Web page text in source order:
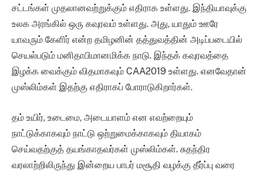
சட்டங்கள் முதலானவற்றுக்கும் எதிராக உள்ளது. இந்தியாவுக்கு
உலக அரங்கில் ஒரு கவுரவம் உள்ளது. அது, யாதும் ஊரே
யாவரும் கேளிர் என்ற தமிழனின் தத்துவத்தின் அடிப்படையில்
செயல்படும் மனிதாபிமானமிக்க நாடு. இந்தக் கவுரவத்தை
இழக்க வைக்கும் விதமாகவும் CAA2019 உள்ளது. எனவேதான்
முஸ்லிம்கள் இதற்கு எதிராகப் போராடுகிறார்கள்.
தம் உயிர், உடைமை, அடையாளம் என எவற்றையும்
நாட்டுக்காகவும் நாட்டு ஒற்றுமைக்காகவும் தியாகம்
செய்வதற்குத் தயங்காதவர்கள் முஸ்லிம்கள். சுதந்திர
வரலாற்றிலிருந்து இன்றைய பாபர் மசூதி வழக்கு தீர்ப்பு வரை